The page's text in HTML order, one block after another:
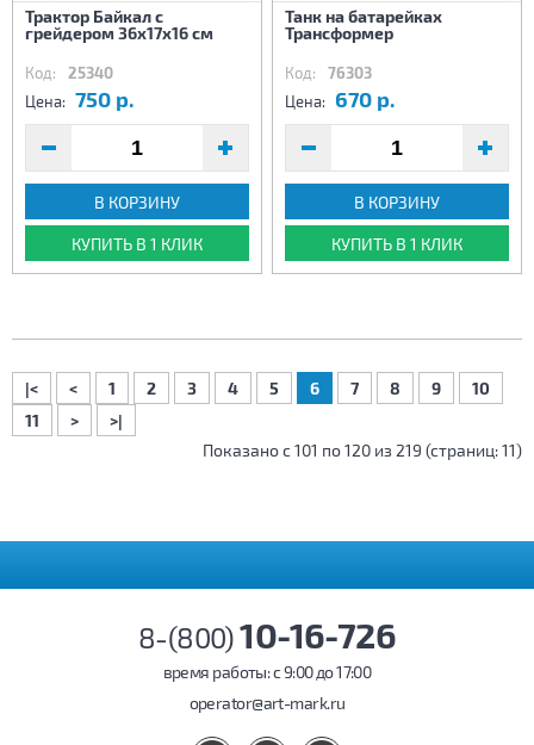
Трактор Байкал с
грейдером 36х17х16 см
Код: 25340
Цена: 750 р.
В КОРЗИНУ
КУПИТЬ В 1 КЛИК
Танк на батарейках
Трансформер
Код: 76303
Цена: 670 р.
В КОРЗИНУ
КУПИТЬ В 1 КЛИК
|< < 1 2 3 4 5 6 7 8 9
10
11
>
>|
Показано с 101 по 120 из 219 (страниц: 11)
8-(800)10-16-726
время работы: c 9:00 до 17:00
operator@art-mark.ru